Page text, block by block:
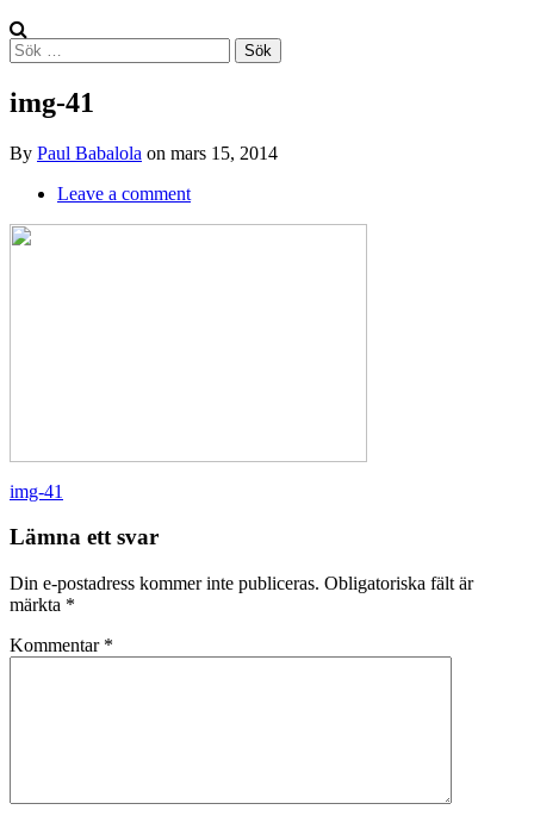
Sök
efter:
img-41
By Paul Babalola on mars 15, 2014
Leave a comment
Inläggsnavigering
img-41
Lämna ett svar
Din e-postadress kommer inte publiceras. Obligatoriska fält är
märkta *
Kommentar *